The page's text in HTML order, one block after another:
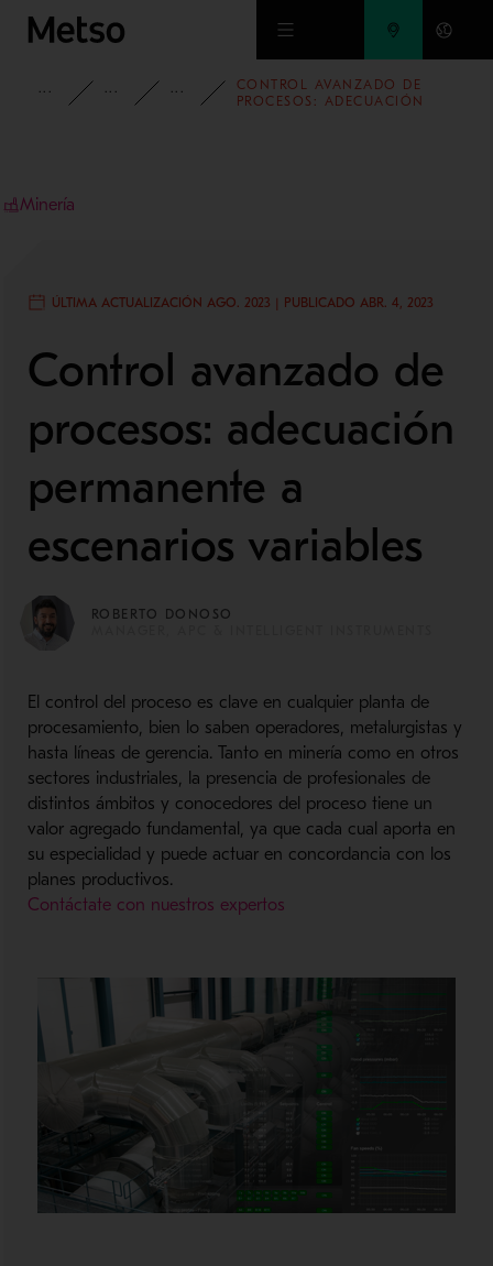
Ir al contenido principal
INFORMACIÓN
BLOG BLOG DE MINERÍA Y METALES
CONTROL AVANZADO DE
PROCESOS: ADECUACIÓN
Minería
ÚLTIMA ACTUALIZACIÓN AGO. 2023 | PUBLICADO ABR. 4, 2023
Control avanzado de
procesos: adecuación
permanente a
escenarios variables
ROBERTO DONOSO
El control del proceso es clave en cualquier planta de
procesamiento, bien lo saben operadores, metalurgistas y
hasta líneas de gerencia. Tanto en minería como en otros
sectores industriales, la presencia de profesionales de
distintos ámbitos y conocedores del proceso tiene un
valor agregado fundamental, ya que cada cual aporta en
su especialidad y puede actuar en concordancia con los
planes productivos.
Contáctate con nuestros expertos